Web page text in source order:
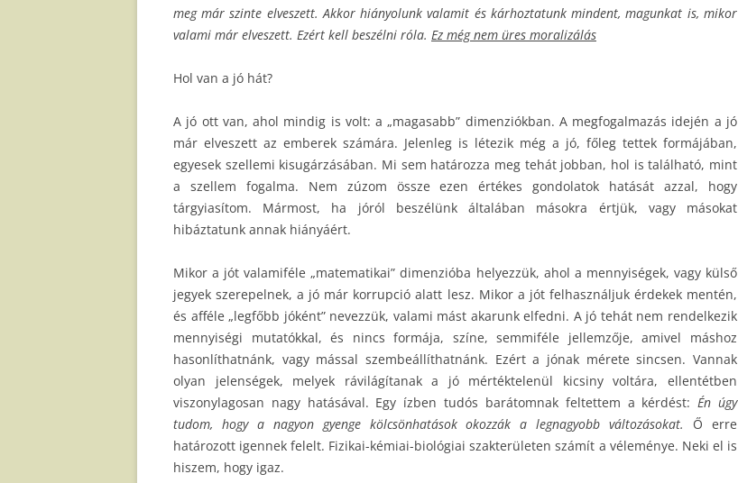
meg már szinte elveszett. Akkor hiányolunk valamit és kárhoztatunk mindent, magunkat is, mikor
valami már elveszett. Ezért kell beszélni róla. Ez még nem üres moralizálás
Hol van a jó hát?
A jó ott van, ahol mindig is volt: a „magasabb” dimenziókban. A megfogalmazás idején a jó
már elveszett az emberek számára. Jelenleg is létezik még a jó, főleg tettek formájában,
egyesek szellemi kisugárzásában. Mi sem határozza meg tehát jobban, hol is található, mint
a szellem fogalma. Nem zúzom össze ezen értékes gondolatok hatását azzal, hogy
tárgyiasítom. Mármost, ha jóról beszélünk általában másokra értjük, vagy másokat
hibáztatunk annak hiányáért.
Mikor a jót valamiféle „matematikai” dimenzióba helyezzük, ahol a mennyiségek, vagy külső
jegyek szerepelnek, a jó már korrupció alatt lesz. Mikor a jót felhasználjuk érdekek mentén,
és afféle „legfőbb jóként” nevezzük, valami mást akarunk elfedni. A jó tehát nem rendelkezik
mennyiségi mutatókkal, és nincs formája, színe, semmiféle jellemzője, amivel máshoz
hasonlíthatnánk, vagy mással szembeállíthatnánk. Ezért a jónak mérete sincsen. Vannak
olyan jelenségek, melyek rávilágítanak a jó mértéktelenül kicsiny voltára, ellentétben
viszonylagosan nagy hatásával. Egy ízben tudós barátomnak feltettem a kérdést:Én úgy
tudom, hogy a nagyon gyenge kölcsönhatások okozzák a legnagyobb változásokat. Ő erre
határozott igennek felelt. Fizikai-kémiai-biológiai szakterületen számít a véleménye. Neki el is
hiszem, hogy igaz.